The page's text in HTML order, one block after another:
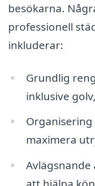
besökarna.
professionell
inkluderar:
Grundlig
inklusive
maximera